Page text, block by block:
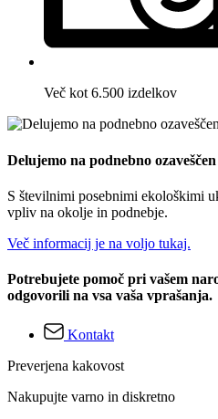
Več kot 6.500 izdelkov
Delujemo na podnebno
S številnimi posebnimi ekološkimi
vpliv na okolje in podnebje.
Več informacij je na voljo tukaj.
Potrebujete pomoč pri vašem
odgovorili na vsa vaša vprašanja.
Kontakt
Preverjena kakovost
Nakupujte varno in diskretno